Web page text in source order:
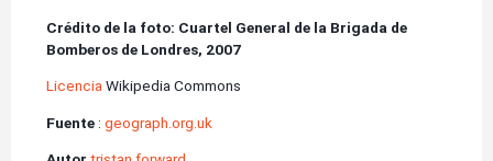
Crédito de la foto: Cuartel General de la Brigada de
Bomberos de Londres, 2007
Licencia Wikipedia Commons
Fuente : geograph.org.uk